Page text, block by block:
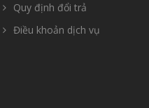
Quy định đổi trả
Điều khoản dịch vụ